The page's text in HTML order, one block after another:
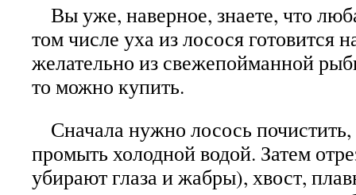
Вы уже, наверное, знаете, что
том числе уха из лосося готовится
желательно из свежепойманной
то можно купить.
Сначала нужно лосось
промыть холодной водой. Затем
убирают глаза и жабры), хвост,